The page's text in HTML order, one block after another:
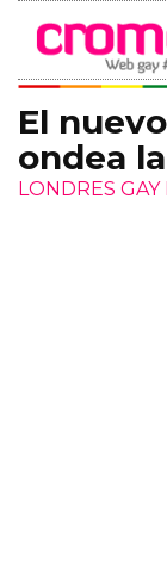
El
ondea
LONDRES